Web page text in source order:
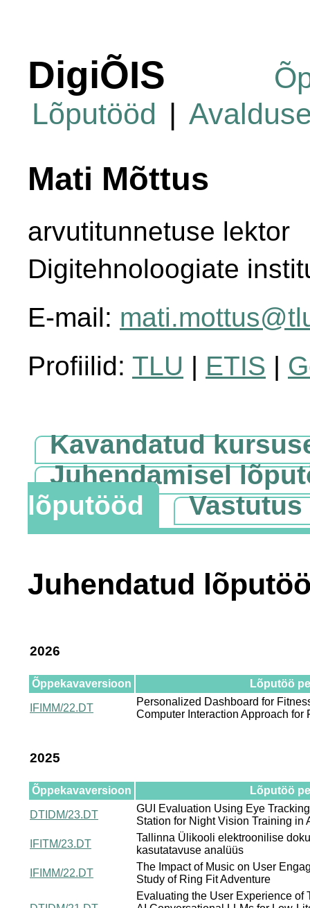
DigiÕIS
Lõputööd |
Mati Mõttus
arvutitunnetuse lektor
Digitehnoloogiate
E-mail:
Profiilid: TLU | ETIS |
Kavandatud
Juhendamisel
lõputööd
Vastutus
Juhendatud
2026
Õppekavaversioon Lõputöö
IFIMM/22.DT
Personalized Dashboard for
Computer Interaction Approach for
2025
Õppekavaversioon Lõputöö
DTIDM/23.DT
GUI Evaluation Using Eye
Station for Night Vision Training in
IFITM/23.DT
Tallinna Ülikooli elektroonilise
kasutatavuse analüüs
IFIMM/22.DT
The Impact of Music on User
Study of Ring Fit Adventure
Evaluating the User Experience of